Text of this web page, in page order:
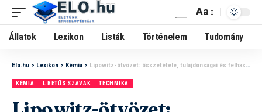
Aa
Állatok Lexikon Listák Történelem Tudomány
Elo.hu > Lexikon > Kémia > Lipowitz-ötvözet: összetétele, tulajdonságai és felhasználása
KÉMIA L BETŰS SZAVAK TECHNIKA